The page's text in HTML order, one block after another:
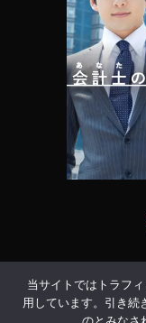
当サイトではトラフ
用しています。引き続